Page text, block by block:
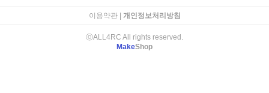
이용약관| 개인정보처리방침
ⓒALL4RC All rights reserved.
MakeShop